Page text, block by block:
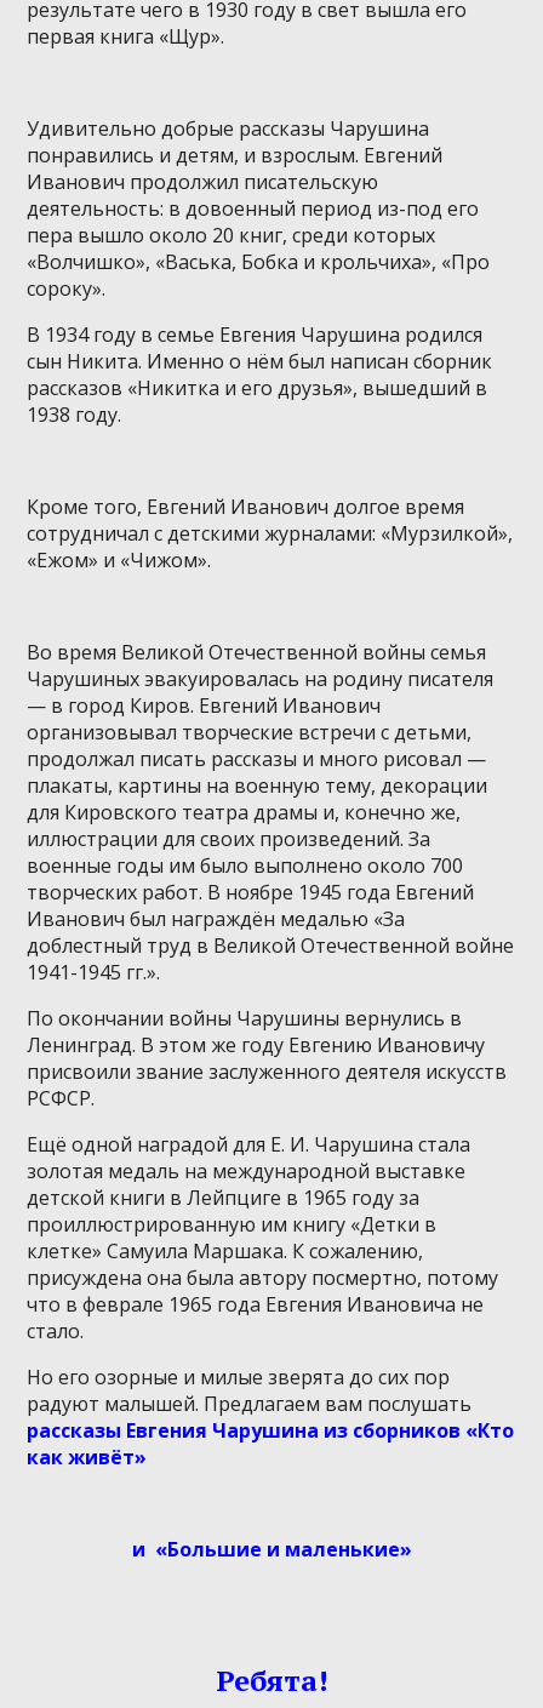
результате чего в 1930 году в свет вышла его
первая книга «Щур».
Удивительно добрые рассказы Чарушина
понравились и детям, и взрослым. Евгений
Иванович продолжил писательскую
деятельность: в довоенный период из-под его
пера вышло около 20 книг, среди которых
«Волчишко», «Васька, Бобка и крольчиха», «Про
сороку».
В 1934 году в семье Евгения Чарушина родился
сын Никита. Именно о нём был написан сборник
рассказов «Никитка и его друзья», вышедший в
1938 году.
Кроме того, Евгений Иванович долгое время
сотрудничал с детскими журналами: «Мурзилкой»,
«Ежом» и «Чижом».
Во время Великой Отечественной войны семья
Чарушиных эвакуировалась на родину писателя
— в город Киров. Евгений Иванович
организовывал творческие встречи с детьми,
продолжал писать рассказы и много рисовал —
плакаты, картины на военную тему, декорации
для Кировского театра драмы и, конечно же,
иллюстрации для своих произведений. За
военные годы им было выполнено около 700
творческих работ. В ноябре 1945 года Евгений
Иванович был награждён медалью «За
доблестный труд в Великой Отечественной войне
1941-1945 гг.».
По окончании войны Чарушины вернулись в
Ленинград. В этом же году Евгению Ивановичу
присвоили звание заслуженного деятеля искусств
РСФСР.
Ещё одной наградой для Е. И. Чарушина стала
золотая медаль на международной выставке
детской книги в Лейпциге в 1965 году за
проиллюстрированную им книгу «Детки в
клетке» Самуила Маршака. К сожалению,
присуждена она была автору посмертно, потому
что в феврале 1965 года Евгения Ивановича не
стало.
Но его озорные и милые зверята до сих пор
радуют малышей. Предлагаем вам послушать
рассказы Евгения Чарушина из сборников «Кто
как живёт»
и «Большие и маленькие»
Ребята!